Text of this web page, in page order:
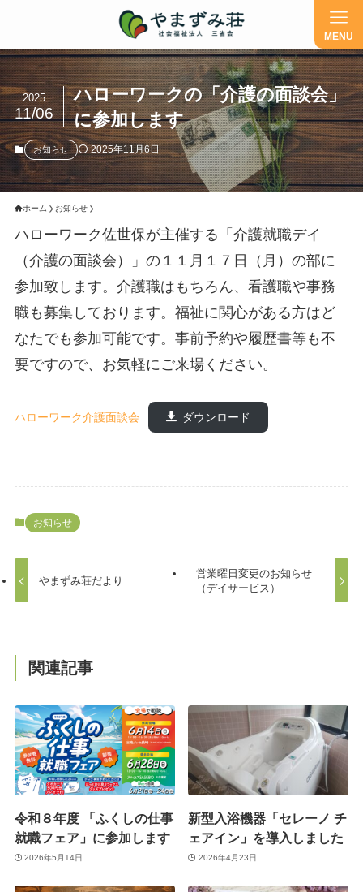
ハローワークの「介護の面談会」
に参加します
2025
11/06
お知らせ 2025年11月6日
ホーム お知らせ
ハローワーク佐世保が主催する「介護就職デイ
（介護の面談会）」の１１月１７日（月）の部に
参加致します。介護職はもちろん、看護職や事務
職も募集しております。福祉に関心がある方はど
なたでも参加可能です。事前予約や履歴書等も不
要ですので、お気軽にご来場ください。
ハローワーク介護面談会 ダウンロード
お知らせ
やまずみ荘だより
営業曜日変更のお知らせ
（デイサービス）
関連記事
令和８年度 「ふくしの仕事
就職フェア」に参加します
2026年5月14日
新型入浴機器「セレーノ チ
ェアイン」を導入しました
2026年4月23日